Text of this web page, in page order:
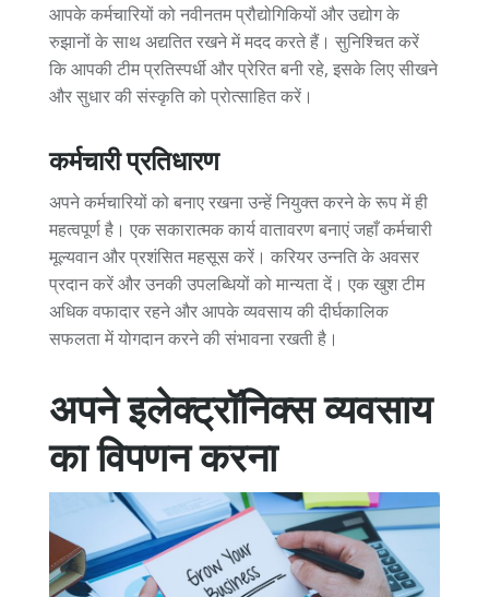
आपके कर्मचारियों को नवीनतम प्रौद्योगिकियों और उद्योग के
रुझानों के साथ अद्यतित रखने में मदद करते हैं। सुनिश्चित करें
कि आपकी टीम प्रतिस्पर्धी और प्रेरित बनी रहे, इसके लिए सीखने
और सुधार की संस्कृति को प्रोत्साहित करें।
कर्मचारी प्रतिधारण
अपने कर्मचारियों को बनाए रखना उन्हें नियुक्त करने के रूप में ही
महत्वपूर्ण है। एक सकारात्मक कार्य वातावरण बनाएं जहाँ कर्मचारी
मूल्यवान और प्रशंसित महसूस करें। करियर उन्नति के अवसर
प्रदान करें और उनकी उपलब्धियों को मान्यता दें। एक खुश टीम
अधिक वफादार रहने और आपके व्यवसाय की दीर्घकालिक
सफलता में योगदान करने की संभावना रखती है।
अपने इलेक्ट्रॉनिक्स व्यवसाय
का विपणन करना